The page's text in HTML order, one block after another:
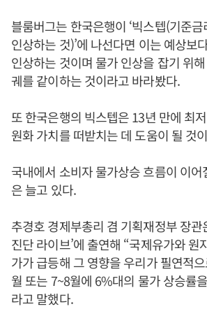
블룸버그는 한국은행이 ‘빅스텝(기준
인상하는 것)’에 나선다면 이는 예상보
인상하는 것이며 물가 인상을 잡기 위
궤를 같이하는 것이라고 바라봤다.
또 한국은행의 빅스텝은 13년 만에 최
원화 가치를 떠받치는 데 도움이 될 것
국내에서 소비자 물가상승 흐름이 이
은 늘고 있다.
추경호 경제부총리 겸 기획재정부 장관
진단 라이브’에 출연해 “국제유가와 원
가가 급등해 그 영향을 우리가 필연적
월 또는 7~8월에 6%대의 물가 상승률
라고 말했다.